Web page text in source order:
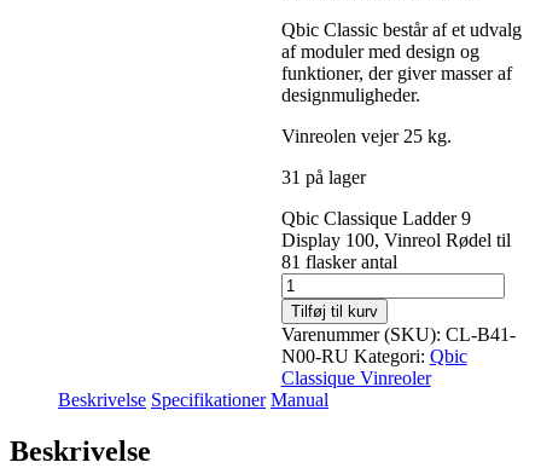
Qbic Classic består af et udvalg
af moduler med design og
funktioner, der giver masser af
designmuligheder.
Vinreolen vejer 25 kg.
31 på lager
Qbic Classique Ladder 9
Display 100, Vinreol Rødel til
81 flasker antal
Tilføj til kurv
Varenummer (SKU): CL-B41-
N00-RU Kategori: Qbic
Classique Vinreoler
Beskrivelse Specifikationer Manual
Beskrivelse